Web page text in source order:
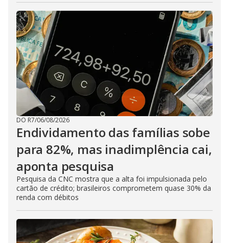
DO R7/06/08/2026
Endividamento das famílias sobe
para 82%, mas inadimplência cai,
aponta pesquisa
Pesquisa da CNC mostra que a alta foi impulsionada pelo
cartão de crédito; brasileiros comprometem quase 30% da
renda com débitos